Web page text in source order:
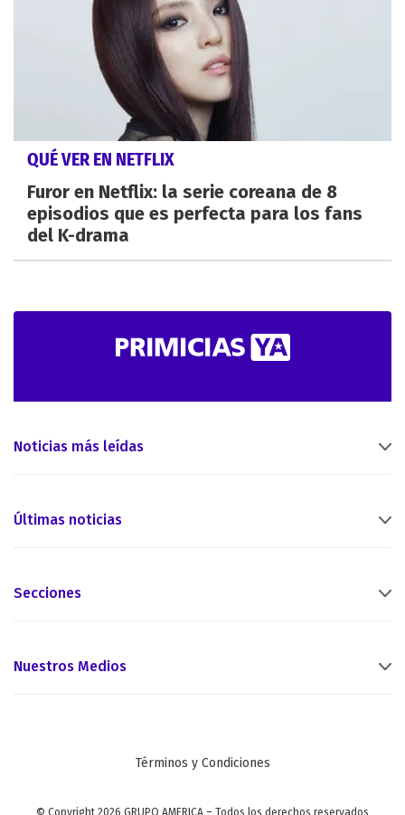
QUÉ VER EN NETFLIX
Furor en Netflix: la serie coreana de 8
episodios que es perfecta para los fans
del K-drama
Noticias más leídas
Últimas noticias
Secciones
Nuestros Medios
Términos y Condiciones
© Copyright 2026 GRUPO AMERICA – Todos los derechos reservados